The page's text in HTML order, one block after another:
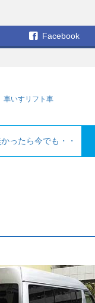
Facebook
車いすリフト車
ったら今でも・・